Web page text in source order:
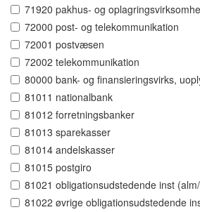
71920 pakhus- og
72000 post- og telekommunikation
72001 postvæsen
72002 telekommunikation
80000 bank- og finansieringsvirks,
81011 nationalbank
81012 forretningsbanker
81013 sparekasser
81014 andelskasser
81015 postgiro
81021 obligationsudstedende inst
81022 øvrige obligationsudstedende